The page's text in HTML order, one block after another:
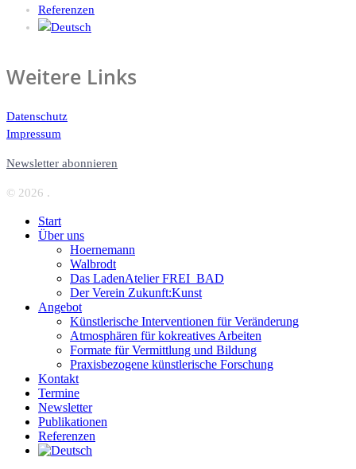
Referenzen
Weitere Links
Datenschutz
Impressum
Newsletter abonnieren
© 2026 .
Start
Über uns
Hoernemann
Walbrodt
Das LadenAtelier FREI_BAD
Der Verein Zukunft:Kunst
Angebot
Künstlerische Interventionen für Veränderung
Atmosphären für kokreatives Arbeiten
Formate für Vermittlung und Bildung
Praxisbezogene künstlerische Forschung
Kontakt
Termine
Newsletter
Publikationen
Referenzen